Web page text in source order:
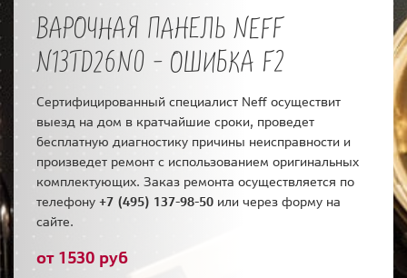
ВАРОЧНАЯ ПАНЕЛЬ NEFF
N13TD26N0 - ОШИБКА F2
Сертифицированный специалист Neff осуществит
выезд на дом в кратчайшие сроки, проведет
бесплатную диагностику причины неисправности и
произведет ремонт с использованием оригинальных
комплектующих. Заказ ремонта осуществляется по
телефону +7 (495) 137-98-50 или через форму на
сайте.
от 1530 руб